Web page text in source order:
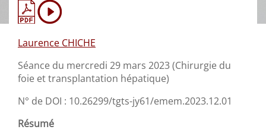
Laurence CHICHE
Séance du mercredi 29 mars 2023 (Chirurgie du
foie et transplantation hépatique)
N° de DOI : 10.26299/tgts-jy61/emem.2023.12.01
Résumé